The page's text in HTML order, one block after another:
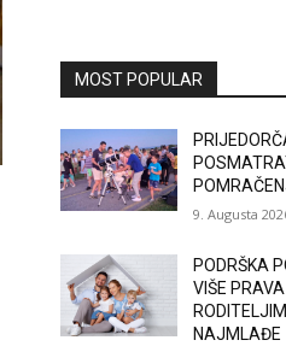
MOST POPULAR
9. Augusta
PODRŠKA
VIŠE
NAJMLAĐE